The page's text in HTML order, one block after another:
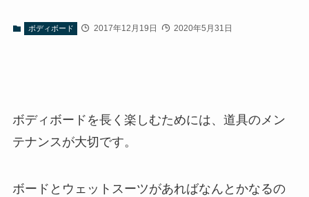
ボディボード 2017年12月19日 2020年5月31日
ボディボードを長く楽しむためには、道具のメン
テナンスが大切です。
ボードとウェットスーツがあればなんとかなるの